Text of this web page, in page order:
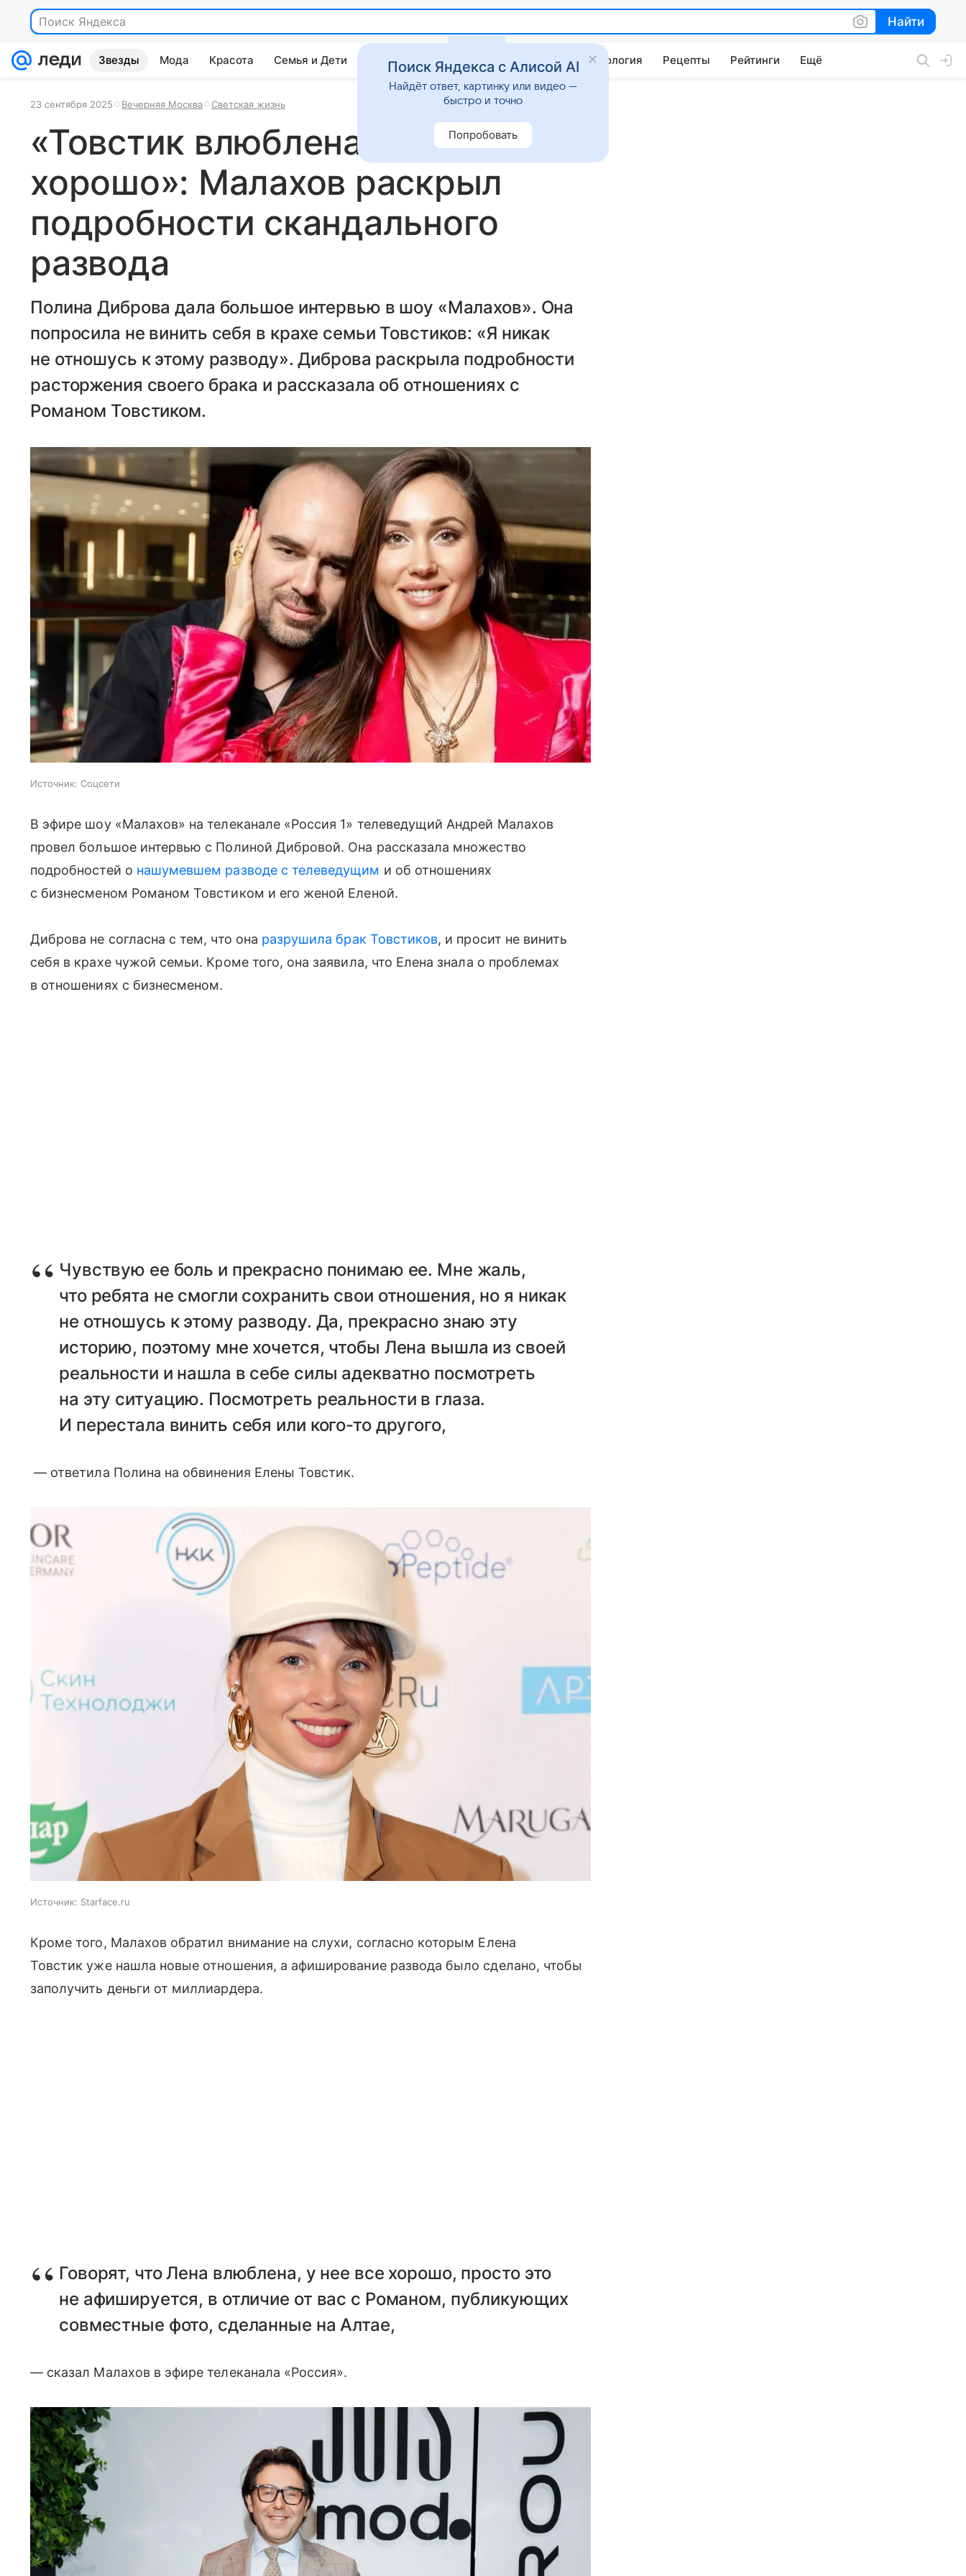
Поиск Яндекса Найти
Найти
Звезды Мода Красота Семья и Дети Дом Гороскопы Стиль жизни Психология Рецепты Рейтинги Ещё
23 сентября 2025 Вечерняя Москва Светская жизнь
«Товстик влюблена, все
хорошо»: Малахов раскрыл
подробности скандального
развода
Полина Диброва дала большое интервью в шоу «Малахов». Она
попросила не винить себя в крахе семьи Товстиков: «Я никак
не отношусь к этому разводу». Диброва раскрыла подробности
расторжения своего брака и рассказала об отношениях с
Романом Товстиком.
Источник: Соцсети
В эфире шоу «Малахов» на телеканале «Россия 1» телеведущий Андрей Малахов
провел большое интервью с Полиной Дибровой. Она рассказала множество
подробностей о нашумевшем разводе с телеведущим и об отношениях
с бизнесменом Романом Товстиком и его женой Еленой.
Диброва не согласна с тем, что она разрушила брак Товстиков, и просит не винить
себя в крахе чужой семьи. Кроме того, она заявила, что Елена знала о проблемах
в отношениях с бизнесменом.
Чувствую ее боль и прекрасно понимаю ее. Мне жаль,
что ребята не смогли сохранить свои отношения, но я никак
не отношусь к этому разводу. Да, прекрасно знаю эту
историю, поэтому мне хочется, чтобы Лена вышла из своей
реальности и нашла в себе силы адекватно посмотреть
на эту ситуацию. Посмотреть реальности в глаза.
И перестала винить себя или кого-то другого,
— ответила Полина на обвинения Елены Товстик.
Источник: Starface.ru
Кроме того, Малахов обратил внимание на слухи, согласно которым Елена
Товстик уже нашла новые отношения, а афиширование развода было сделано, чтобы
заполучить деньги от миллиардера.
Говорят, что Лена влюблена, у нее все хорошо, просто это
не афишируется, в отличие от вас с Романом, публикующих
совместные фото, сделанные на Алтае,
— сказал Малахов в эфире телеканала «Россия».
Поиск Яндекса с Алисой AI
Найдёт ответ, картинку или видео —
быстро и точно
Попробовать